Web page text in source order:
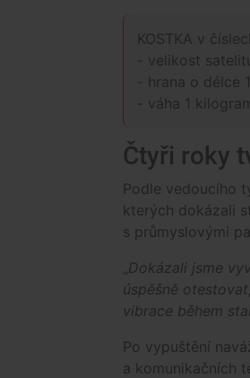
KOSTKA v
- velikost
- hrana o délce
- váha 1
Čtyři roky
Podle vedoucího
kterých dokázali
s průmyslovými
Dokázali jsme
úspěšně
vibrace během
Po vypuštění
a komunikačních